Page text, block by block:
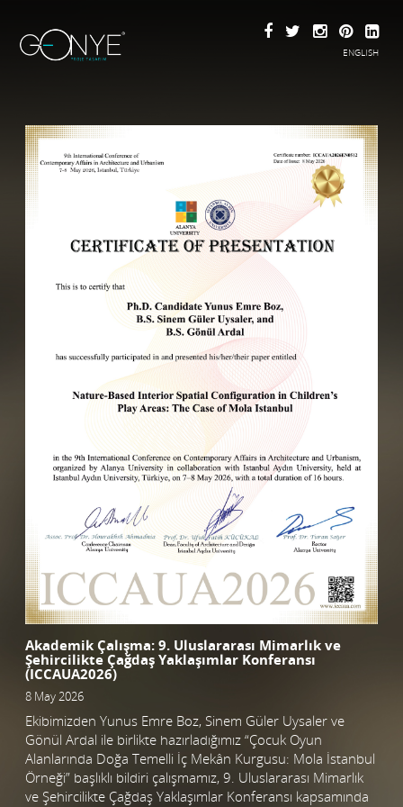
ENGLISH
Akademik Çalışma: 9. Uluslararası Mimarlık ve
Şehircilikte Çağdaş Yaklaşımlar Konferansı
(ICCAUA2026)
8 May 2026
Ekibimizden Yunus Emre Boz, Sinem Güler Uysaler ve
Gönül Ardal ile birlikte hazırladığımız “Çocuk Oyun
Alanlarında Doğa Temelli İç Mekân Kurgusu: Mola İstanbul
Örneği” başlıklı bildiri çalışmamız, 9. Uluslararası Mimarlık
ve Şehircilikte Çağdaş Yaklaşımlar Konferansı kapsamında